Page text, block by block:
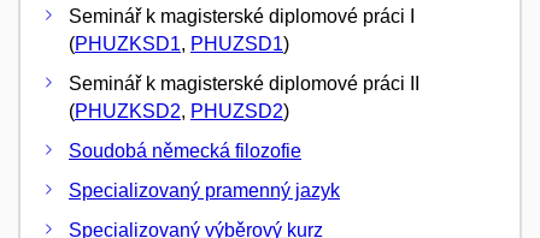
Seminář k magisterské diplomové práci I
(PHUZKSD1, PHUZSD1)
Seminář k magisterské diplomové práci II
(PHUZKSD2, PHUZSD2)
Soudobá německá filozofie
Specializovaný pramenný jazyk
Specializovaný výběrový kurz